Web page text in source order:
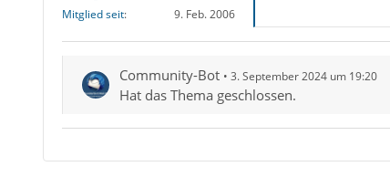
Mitglied seit
9. Feb. 2006
Community-Bot 3. September 2024 um 19:20
Hat das Thema geschlossen.